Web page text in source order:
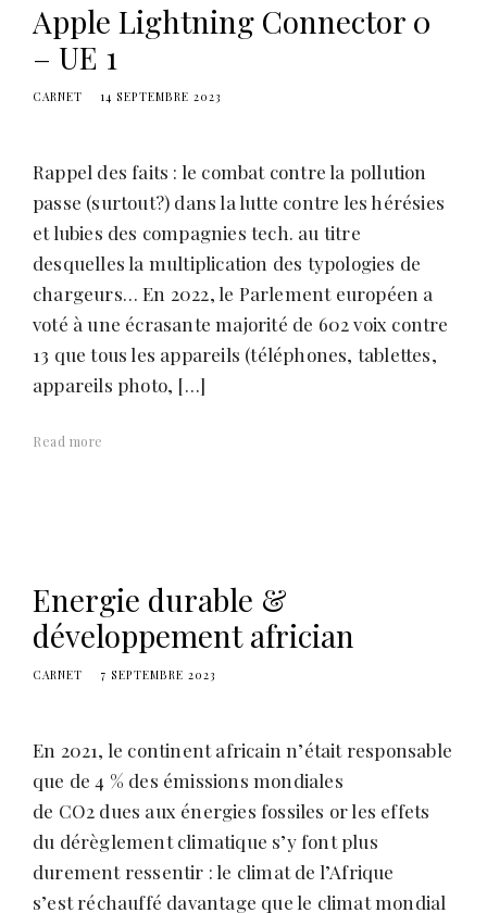
Apple Lightning Connector 0
– UE 1
CARNET 14 SEPTEMBRE 2023
Rappel des faits : le combat contre la pollution
passe (surtout?) dans la lutte contre les hérésies
et lubies des compagnies tech. au titre
desquelles la multiplication des typologies de
chargeurs… En 2022, le Parlement européen a
voté à une écrasante majorité de 602 voix contre
13 que tous les appareils (téléphones, tablettes,
appareils photo, […]
Read more
Energie durable &
développement africian
CARNET 7 SEPTEMBRE 2023
En 2021, le continent africain n’était responsable
que de 4 % des émissions mondiales
de CO2 dues aux énergies fossiles or les effets
du dérèglement climatique s’y font plus
durement ressentir : le climat de l’Afrique
s’est réchauffé davantage que le climat mondial